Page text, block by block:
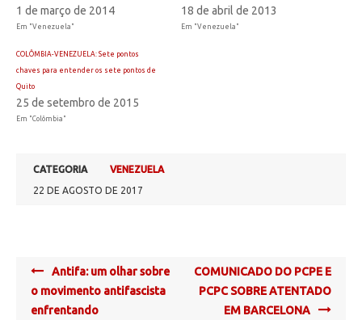
1 de março de 2014
Em "Venezuela"
18 de abril de 2013
Em "Venezuela"
COLÔMBIA-VENEZUELA: Sete pontos
chaves para entender os sete pontos de
Quito
25 de setembro de 2015
Em "Colômbia"
CATEGORIA
VENEZUELA
22 DE AGOSTO DE 2017
Post
navigation
Antifa: um olhar sobre
o movimento antifascista
enfrentando
COMUNICADO DO PCPE E
PCPC SOBRE ATENTADO
EM BARCELONA